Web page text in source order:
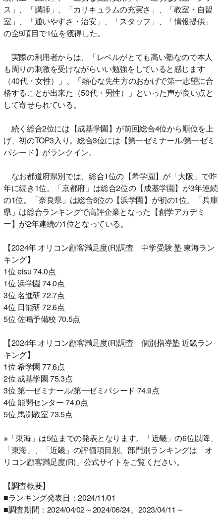
ス」、「講師」、「カリキュラムの充実さ」、「教室・自習
室」、「通いやすさ・治安」、「スタッフ」、「情報提供」
の全9項目で1位を獲得した。
実際の利用者からは、「レベルがとても高い塾なので本人
も周りの刺激を受けながらいい勉強をしていると感じます
（40代・女性）」、「熱心な先生方のおかげで第一志望に合
格することが出来た（50代・男性）」といった声が良い点と
して寄せられている。
続く総合2位には【成基学園】が前回総合4位から順位を上
げ、初のTOP3入り。総合3位には【第一ゼミナール/第一ゼミ
パシード】がランクイン。
なお都道府県別では、総合1位の【希学園】が「大阪」で昨
年に続き1位。「京都府」は総合2位の【成基学園】が3年連続
の1位。「奈良県」は総合6位の【浜学園】が初の1位。「兵庫
県」は総合ランキングで高評企業となった【創学アカデミ
ー】が2年連続の1位となっている。
【2024年 オリコン顧客満足度(R)調査 中学受験 塾 東海ラン
キング】
1位 eisu 74.0点
1位 浜学園 74.0点
3位 名進研 72.7点
4位 日能研 72.6点
5位 佐鳴予備校 70.5点
【2024年 オリコン顧客満足度(R)調査 個別指導塾 近畿ラン
キング】
1位 希学園 77.6点
2位 成基学園 75.3点
3位 第一ゼミナール/第一ゼミパシード 74.9点
4位 能開センター 74.0点
5位 馬渕教室 73.5点
※「東海」は5位までの発表となります。「近畿」の6位以降、
「東海」、「近畿」の評価項目別、部門別ランキングは「オ
リコン顧客満足度(R)」公式サイトをご覧ください。
【調査概要】
■ランキング発表日：2024/11/01
■調査期間：2024/04/02～2024/06/24、2023/04/11～